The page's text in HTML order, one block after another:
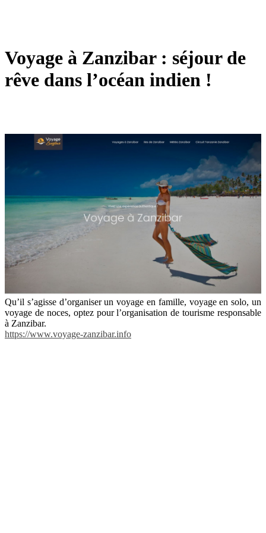
Voyage à Zanzibar : séjour de
rêve dans l’océan indien !
Qu’il s’agisse d’organiser un voyage en famille, voyage en solo, un
voyage de noces, optez pour l’organisation de tourisme responsable
à Zanzibar.
https://www.voyage-zanzibar.info